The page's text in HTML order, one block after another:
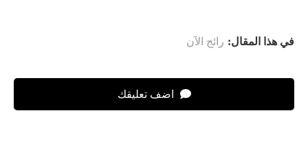
في هذا المقال: رائج الآن
اضف تعليقك